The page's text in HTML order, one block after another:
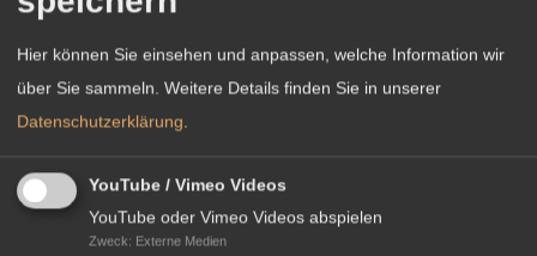
IHR KONTAKT IN UNSERER ZENTRALE
Hier können Sie einsehen und anpassen, welche Information wir
über Sie sammeln. Weitere Details finden Sie in unserer
Datenschutzerklärung.
YouTube / Vimeo Videos
YouTube oder Vimeo Videos abspielen
Zweck: Externe Medien